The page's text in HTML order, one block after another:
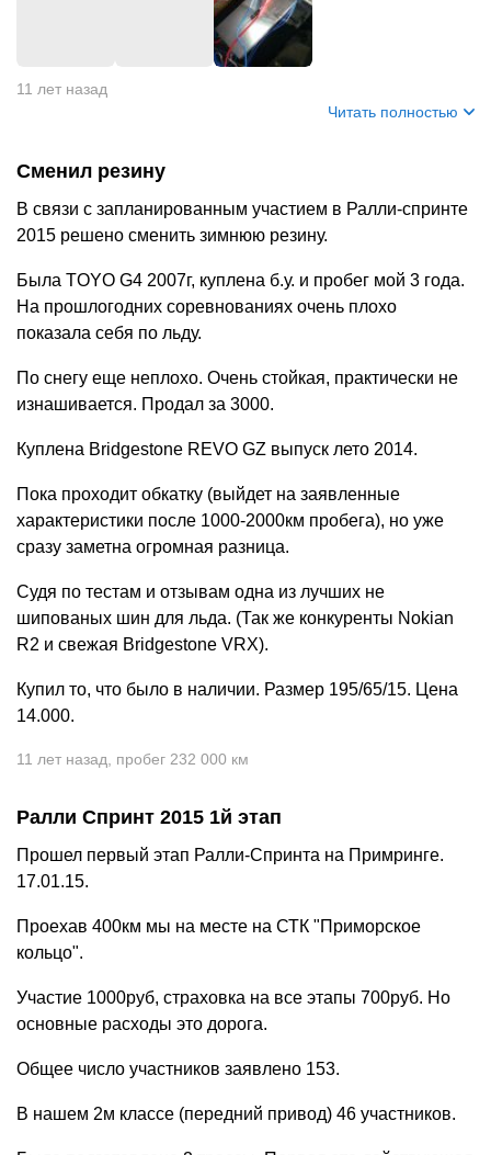
11 лет назад
Читать полностью
Сменил резину
В связи с запланированным участием в Ралли-спринте
2015 решено сменить зимнюю резину.
Была TOYO G4 2007г, куплена б.у. и пробег мой 3 года.
На прошлогодних соревнованиях очень плохо
показала себя по льду.
По снегу еще неплохо. Очень стойкая, практически не
изнашивается. Продал за 3000.
Куплена Bridgestone REVO GZ выпуск лето 2014.
Пока проходит обкатку (выйдет на заявленные
характеристики после 1000-2000км пробега), но уже
сразу заметна огромная разница.
Судя по тестам и отзывам одна из лучших не
шипованых шин для льда. (Так же конкуренты Nokian
R2 и свежая Bridgestone VRX).
Купил то, что было в наличии. Размер 195/65/15. Цена
14.000.
11 лет назад пробег 232 000 км
Ралли Спринт 2015 1й этап
Прошел первый этап Ралли-Спринта на Примринге.
17.01.15.
Проехав 400км мы на месте на СТК "Приморское
кольцо".
Участие 1000руб, страховка на все этапы 700руб. Но
основные расходы это дорога.
Общее число участников заявлено 153.
В нашем 2м классе (передний привод) 46 участников.